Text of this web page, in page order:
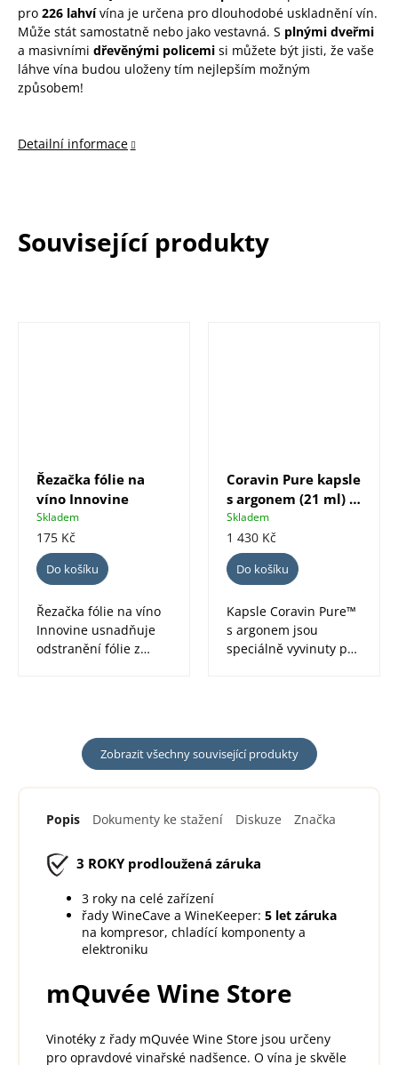
pro 226 lahvívína je určena pro dlouhodobé uskladnění vín.
Může stát samostatně nebo jako vestavná. S plnými dveřmi
a masivními dřevěnými policemi si můžete být jisti, že vaše
láhve vína budou uloženy tím nejlepším možným
způsobem!
Detailní informace
Související produkty
Řezačka fólie na
víno Innovine
Skladem
175 Kč
Do košíku
Řezačka fólie na víno
Innovine usnadňuje
odstranění fólie z
Coravin Pure kapsle
s argonem (21 ml) -
6 ks
Skladem
1 430 Kč
Do košíku
Kapsle Coravin Pure™
s argonem jsou
speciálně vyvinuty pro
Zobrazit všechny související produkty
Popis Dokumenty ke stažení Diskuze Značka
3 ROKYprodloužená záruka
3 roky na celé zařízení
řady WineCave a WineKeeper: 5 let záruka
na kompresor, chladící komponenty a
elektroniku
mQuvée Wine Store
Vinotéky z řady mQuvée Wine Store jsou určeny
pro opravdové vinařské nadšence. O vína je skvěle